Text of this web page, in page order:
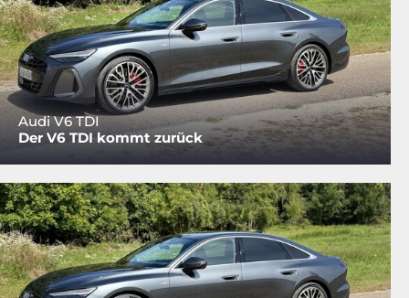
Audi V6 TDI
Der V6 TDI kommt zurück